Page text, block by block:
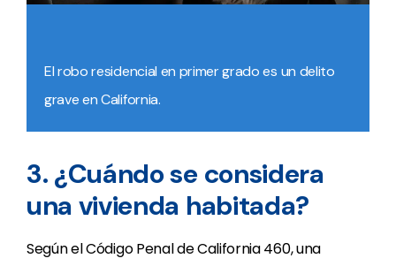
El robo residencial en primer grado es un delito
grave en California.
3. ¿Cuándo se considera
una vivienda habitada?
Según el Código Penal de California 460, una